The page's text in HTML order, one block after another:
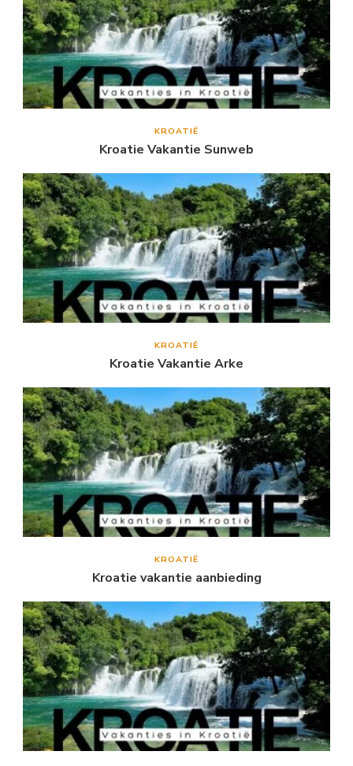
KROATIË
Kroatie Vakantie Sunweb
KROATIË
Kroatie Vakantie Arke
KROATIË
Kroatie vakantie aanbieding